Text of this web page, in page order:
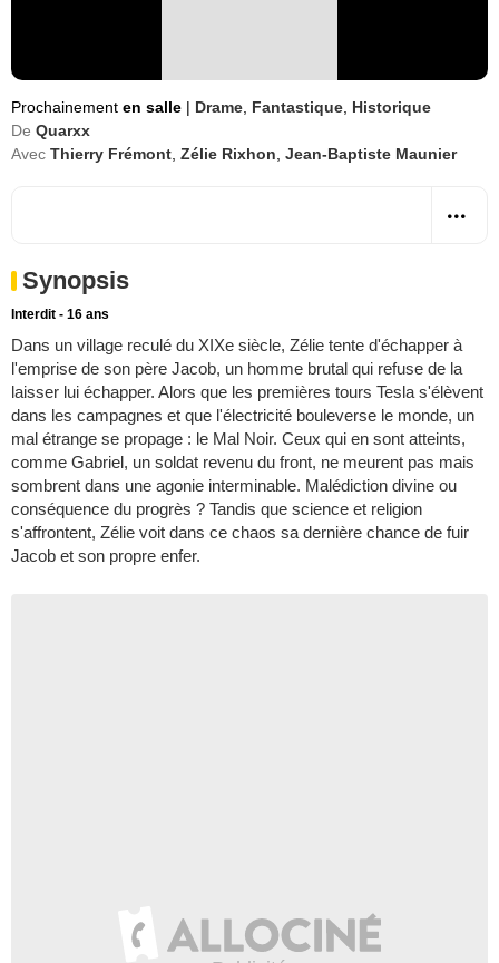
Prochainement en salle | Drame Fantastique Historique
De Quarxx
Avec Thierry Frémont Zélie Rixhon Jean-Baptiste Maunier
Synopsis
Interdit - 16 ans
Dans un village reculé du XIXe siècle, Zélie tente d'échapper à
l'emprise de son père Jacob, un homme brutal qui refuse de la
laisser lui échapper. Alors que les premières tours Tesla s'élèvent
dans les campagnes et que l'électricité bouleverse le monde, un
mal étrange se propage : le Mal Noir. Ceux qui en sont atteints,
comme Gabriel, un soldat revenu du front, ne meurent pas mais
sombrent dans une agonie interminable. Malédiction divine ou
conséquence du progrès ? Tandis que science et religion
s'affrontent, Zélie voit dans ce chaos sa dernière chance de fuir
Jacob et son propre enfer.